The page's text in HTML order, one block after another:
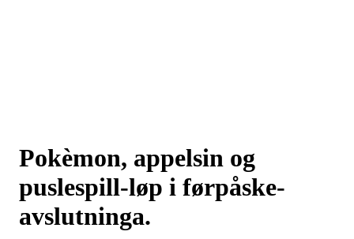
Pokèmon, appelsin og
puslespill-løp i førpåske-
avslutninga.